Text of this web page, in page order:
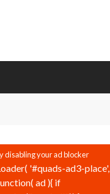
'#quads-ad3-place',
ad ){ if